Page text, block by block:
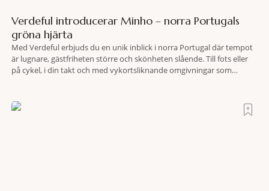
Verdeful introducerar Minho – norra Portugals
gröna hjärta
Med Verdeful erbjuds du en unik inblick i norra Portugal där tempot
är lugnare, gästfriheten större och skönheten slående. Till fots eller
på cykel, i din takt och med vykortsliknande omgivningar som
travel när det